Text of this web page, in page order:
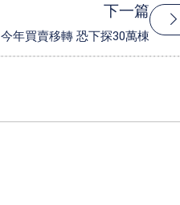
下一篇
今年買賣移轉 恐下探30萬棟